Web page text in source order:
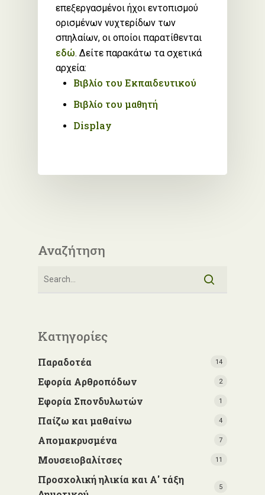
επεξεργασμένοι ήχοι εντοπισμού
ορισμένων νυχτερίδων των
σπηλαίων, οι οποίοι παρατίθενται
εδώ. Δείτε παρακάτω τα σχετικά
αρχεία:
Βιβλίο του Εκπαιδευτικού
Βιβλίο του μαθητή
Display
Αναζήτηση
Κατηγορίες
Παραδοτέα 14
Εφορία Αρθροπόδων 2
Εφορία Σπονδυλωτών 1
Παίζω και μαθαίνω 4
Απομακρυσμένα 7
Μουσειοβαλίτσες 11
Προσχολική ηλικία και Α' τάξη
5